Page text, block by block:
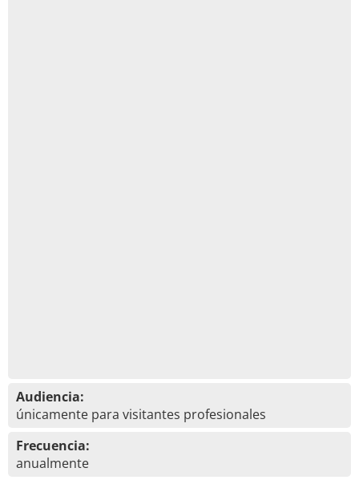
Audiencia:
únicamente para visitantes profesionales
Frecuencia:
anualmente